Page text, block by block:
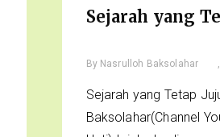
Sejarah yang
By Nasrulloh Baksolahar
Sejarah yang Tetap
Baksolahar(Channel